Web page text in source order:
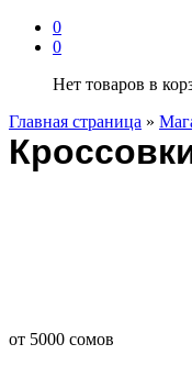
0
0
Нет товаров в
Главная страница »
от 5000 сомов